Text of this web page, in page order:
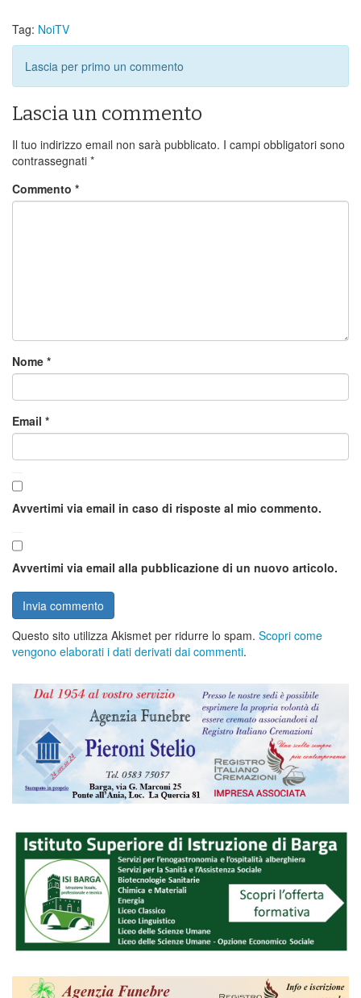
Tag: NoiTV
Lascia per primo un commento
Lascia un commento
Il tuo indirizzo email non sarà pubblicato. I campi obbligatori sono
contrassegnati *
Commento *
Nome *
Email *
Avvertimi via email in caso di risposte al mio commento.
Avvertimi via email alla pubblicazione di un nuovo articolo.
Questo sito utilizza Akismet per ridurre lo spam. Scopri come
vengono elaborati i dati derivati dai commenti.